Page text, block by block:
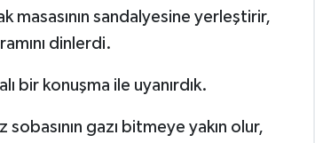
masasının sandalyesine yerleştirir,
dinlerdi.
bir konuşma ile uyanırdık.
gazı bitmeye yakın olur,